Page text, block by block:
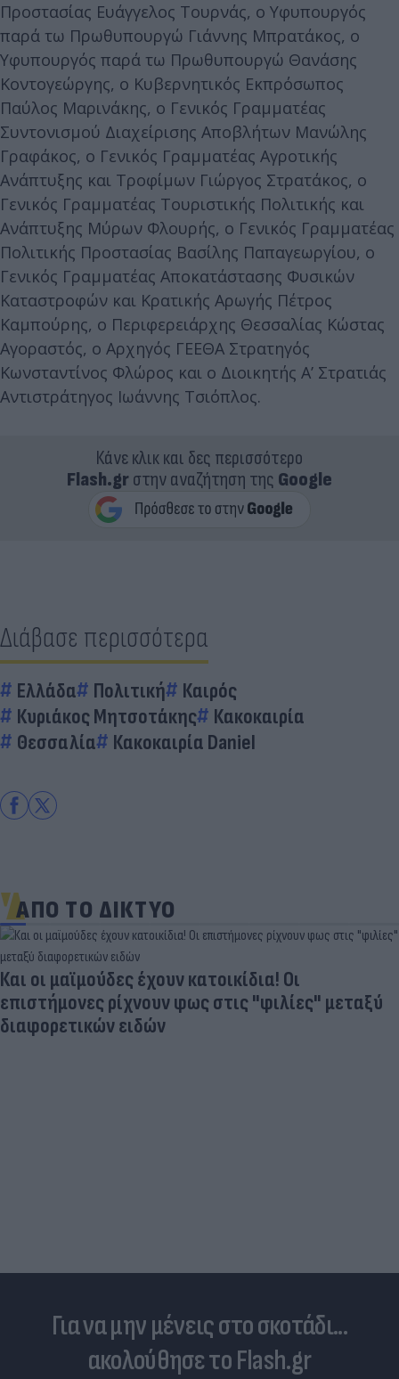
Προστασίας Ευάγγελος Τουρνάς, ο Υφυπουργός
παρά τω Πρωθυπουργώ Γιάννης Μπρατάκος, ο
Υφυπουργός παρά τω Πρωθυπουργώ Θανάσης
Κοντογεώργης, ο Κυβερνητικός Εκπρόσωπος
Παύλος Μαρινάκης, ο Γενικός Γραμματέας
Συντονισμού Διαχείρισης Αποβλήτων Μανώλης
Γραφάκος, ο Γενικός Γραμματέας Αγροτικής
Ανάπτυξης και Τροφίμων Γιώργος Στρατάκος, ο
Γενικός Γραμματέας Τουριστικής Πολιτικής και
Ανάπτυξης Μύρων Φλουρής, ο Γενικός Γραμματέας
Πολιτικής Προστασίας Βασίλης Παπαγεωργίου, ο
Γενικός Γραμματέας Αποκατάστασης Φυσικών
Καταστροφών και Κρατικής Αρωγής Πέτρος
Καμπούρης, ο Περιφερειάρχης Θεσσαλίας Κώστας
Αγοραστός, ο Αρχηγός ΓΕΕΘΑ Στρατηγός
Κωνσταντίνος Φλώρος και ο Διοικητής Α’ Στρατιάς
Αντιστράτηγος Ιωάννης Τσιόπλος.
Κάνε κλικ και δες περισσότερο
Flash.grστην αναζήτηση της Google
Διάβασε περισσότερα
Ελλάδα Πολιτική
Καιρός
Κυριάκος Μητσοτάκης
Κακοκαιρία
Θεσσαλία
Κακοκαιρία Daniel
ΑΠΟ ΤΟ ΔΙΚΤΥΟ
Και οι μαϊμούδες έχουν κατοικίδια! Οι
επιστήμονες ρίχνουν φως στις "φιλίες" μεταξύ
διαφορετικών ειδών
Για να μην μένεις στο σκοτάδι...
ακολούθησε το Flash.gr